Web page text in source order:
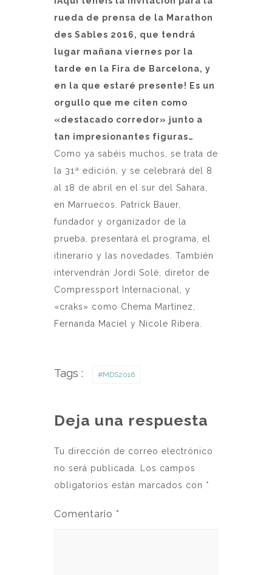
rueda de prensa de la Marathon
des Sables 2016, que tendrá
lugar mañana viernes por la
tarde en la Fira de Barcelona, y
en la que estaré presente! Es un
orgullo que me citen como
«destacado corredor» junto a
tan impresionantes figuras…
Como ya sabéis muchos, se trata de
la 31ª edición, y se celebrará del 8
al 18 de a bril en el sur del Sahara,
en Marruecos. Patrick Bauer,
fundador y organizador de la
prueba, presentará el programa, el
itinerario y las novedades. También
intervendrán Jordi Solé, diretor de
Compressport Internacional, y
«craks» como Chema Martínez,
Fernanda Maciel y Nicole Ribera.
Tags : #MDS2016
Deja una respuesta
Tu dirección de correo electrónico
no será publicada.
Los campos
obligatorios están marcados con *
Comentario *